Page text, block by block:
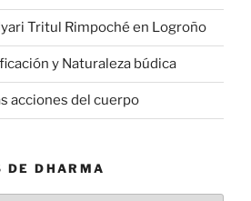
Tritul Rimpoché en Logroño
y Naturaleza búdica
acciones del cuerpo
DE DHARMA